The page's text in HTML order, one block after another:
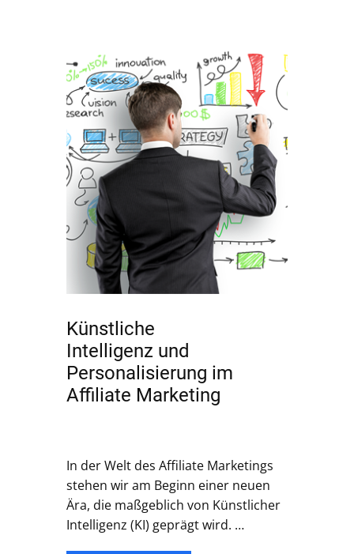
Künstliche
Intelligenz und
Personalisierung im
Affiliate Marketing
In der Welt des Affiliate Marketings
stehen wir am Beginn einer neuen
Ära, die maßgeblich von Künstlicher
Intelligenz (KI) geprägt wird. …